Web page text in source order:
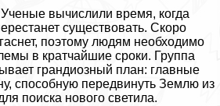
вычислили время, когда
существовать. Скоро
поэтому людям необходимо
в кратчайшие сроки. Группа
грандиозный план: главные
способную передвинуть Землю из
поиска нового светила.